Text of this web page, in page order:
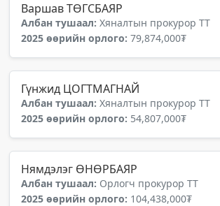
Варшав ТӨГСБАЯР
Албан тушаал: Хяналтын прокурор ТТ
2025 өөрийн орлого: 79,874,000₮
Гүнжид ЦОГТМАГНАЙ
Албан тушаал: Хяналтын прокурор ТТ
2025 өөрийн орлого: 54,807,000₮
Нямдэлэг ӨНӨРБАЯР
Албан тушаал: Орлогч прокурор ТТ
2025 өөрийн орлого: 104,438,000₮